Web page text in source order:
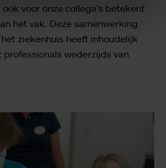
voor onze collega’s betekent
het vak. Deze samenwerking
ziekenhuis heeft inhoudelijk
wederzijds van